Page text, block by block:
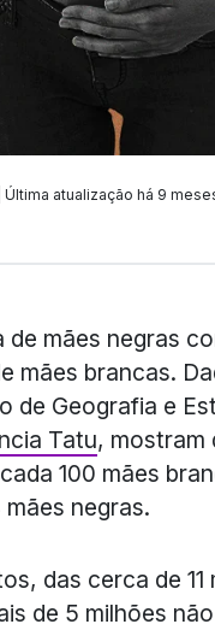
atualização há 9
mães negras
mães brancas.
de Geografia e
Tatu, mostram
100 mães
negras.
das cerca de 11
de 5 milhões